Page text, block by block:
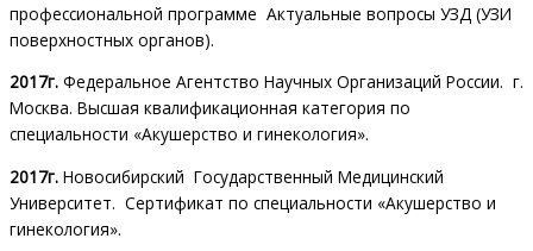
профессиональной программе Актуальные вопросы УЗД (УЗИ
поверхностных органов).
2017г. Федеральное Агентство Научных Организаций России. г.
Москва. Высшая квалификационная категория по
специальности «Акушерство и гинекология».
2017г. Новосибирский Государственный Медицинский
Университет. Сертификат по специальности «Акушерство и
гинекология».